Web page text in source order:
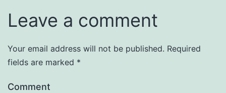
Leave a comment
Your email address will not be published. Required
fields are marked *
Comment